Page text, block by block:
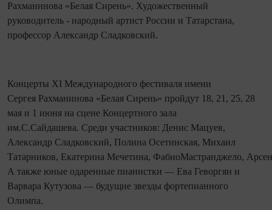
Рахманинова «Белая Сирень». Художественный
руководитель - народный артист России и Татарстана,
профессор Александр Сладковский.
Концерты XI Международного фестиваля имени
Сергея Рахманинова «Белая Сирень» пройдут 18, 21, 25, 28
мая и 1 июня на сцене Концертного зала
им.С.Сайдашева. Среди участников: Денис Мацуев,
Александр Сладковский, Полина Осетинская, Михаил
Татарников, Екатерина Мечетина, ФабиоМастранджело,
А также юные одаренные пианистки — Ева Геворгян и
Варвара Кутузова — будущие звезды фортепианного
Олимпа.